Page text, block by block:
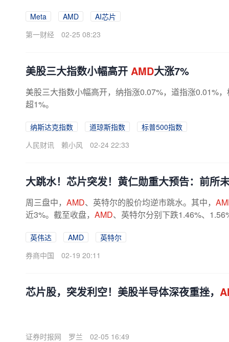
Meta AMD
AI芯片
第一财经
02-25 08:23
美股三大指数小幅高开 AMD大涨7%
美股三大指数小幅高开，纳指涨0.07%，道指涨0.01%
超1%。
纳斯达克指数 道琼斯指数
标普500指数
人民财讯
赖小风 02-24 22:33
大跳水！芯片突发！黄仁勋重大预告：前所
周三盘中， AMD、英特尔的股价均逆市跳水。其中，
近3%。截至收盘， AMD、英特尔分别下跌1.46%、
英伟达 AMD
英特尔
券商中国
02-19 20:11
芯片股，突发利空！美股半导体深夜重挫，
证券时报网 罗兰 02-05 16:49